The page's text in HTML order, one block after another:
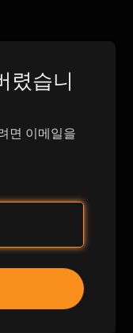
렸습니
면 이메일을